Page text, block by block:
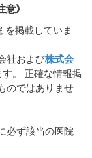
意》
を掲載していま
社および株式会
。 正確な情報掲
のではありませ
必ず該当の医院